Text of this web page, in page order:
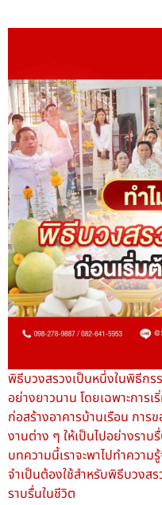
พิธีบวงสรวงเป็นหนึ่งในพิธีก
อย่างยาวนาน โดยเฉพาะการ
ก่อสร้างอาคารบ้านเรือน กา
งานต่าง ๆ ให้เป็นไปอย่างรา
บทความนี้เราจะพาไปทำควา
จำเป็นต้องใช้สำหรับพิธีบวงส
ราบรื่นในชีวิต